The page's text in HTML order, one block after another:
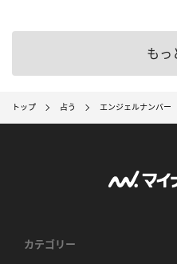
もっ
トップ 占う エンジェルナンバー
カテゴリー